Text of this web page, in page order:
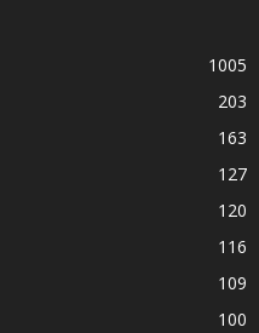
1005
203
163
127
120
116
109
100